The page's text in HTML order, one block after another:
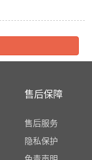
售后保障
售后服务
隐私保护